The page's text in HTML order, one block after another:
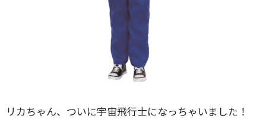
リカちゃん、ついに宇宙飛行士になっちゃいました！